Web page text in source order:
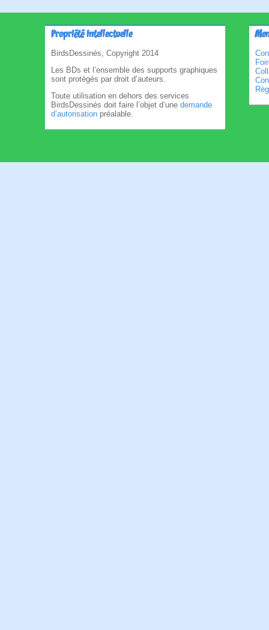
Propriété intellectuelle
BirdsDessinés, Copyright 2014
Les BDs et l’ensemble des supports graphiques
sont protégés par droit d’auteurs.
Toute utilisation en dehors des services
BirdsDessinés doit faire l’objet d’une demande
d’autorisation préalable.